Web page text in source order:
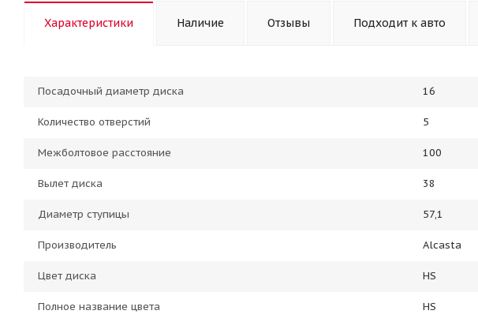
Характеристики Наличие Отзывы Подходит к авто
Посадочный диаметр диска 16
Количество отверстий 5
Межболтовое расстояние 100
Вылет диска 38
Диаметр ступицы 57,1
Производитель Alcasta
Цвет диска HS
Полное название цвета HS